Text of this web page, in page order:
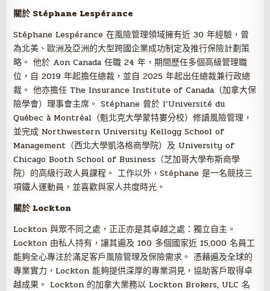
關於 Stéphane Lespérance
Stéphane Lespérance 在風險管理領域擁有近 30 年經驗，曾
為北美、歐洲及亞洲的大型跨國企業成功制定及推行保險計劃策
略。 他於 Aon Canada 任職 24 年，期間歷任多個高級管理職
位，自 2019 年起擔任總裁，並自 2025 年起出任總裁兼行政總
裁。 他亦擔任 The Insurance Institute of Canada（加拿大保
險學會）理事會主席。 Stéphane 曾於 l’Université du
Québec à Montréal（魁北克大學蒙特婁分校）修讀風險管理，
並完成 Northwestern University Kellogg School of
Management（西北大學凱洛格商學院）及 University of
Chicago Booth School of Business（芝加哥大學布斯商學
院）的高級行政人員課程。 工作以外，Stéphane 是一名競技三
項鐵人運動員，並喜歡與家人共度時光。
關於 Lockton
Lockton 與眾不同之處，正正亦是其卓越之處：獨立自主。
Lockton 由私人持有，讓其遍及 160 多個國家近 15,000 名員工
能夠全心專注於滿足客戶風險管理及保險需求。 憑藉遍及全球的
專業實力，Lockton 能夠提供深厚的專業洞見，協助客戶取得卓
越成果。 Lockton 的加拿大業務以 Lockton Brokers, ULC 名